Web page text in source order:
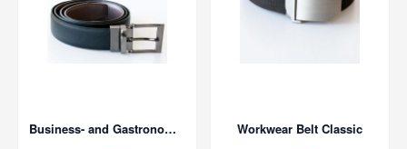
Business- and Gastronomy Reversible Belt Workwear Belt Classic